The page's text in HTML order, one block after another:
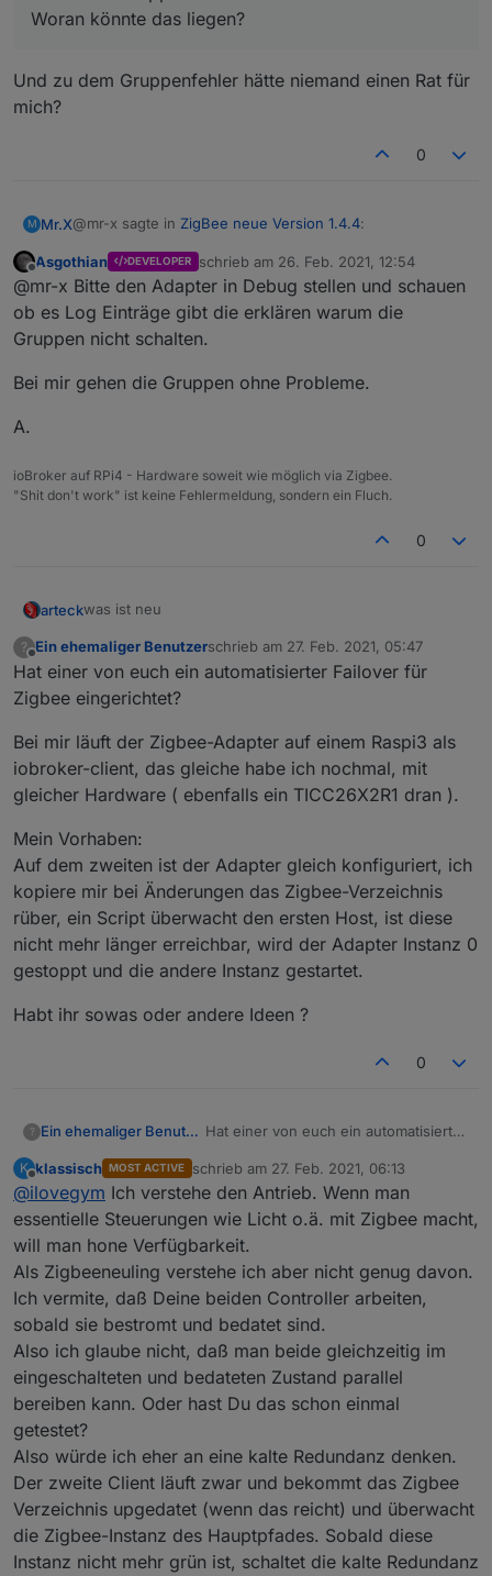
Woran könnte das liegen?
Und zu dem Gruppenfehler hätte niemand einen Rat für
mich?
0
M Mr.X@mr-x sagte in ZigBee neue Version 1.4.4:
Hallo zusammen (nochmal),
ich habe das Problem, dass bei mir plötzlich die
Gruppen nicht mehr funktionieren. Ist für mich aber
Essentiell, da ich eine Leuchte mit 5 Birnen haben.
ich habe Broker, JS-controller auf stand gebracht,
Gruppen ohne Funktion.
Woran könnte das liegen?
Und zu dem Gruppenfehler hätte niemand einen Rat für
mich?
Offline
Asgothian DEVELOPER schrieb am 26. Feb. 2021, 12:54
zuletzt editiert von
@mr-x Bitte den Adapter in Debug stellen und schauen
ob es Log Einträge gibt die erklären warum die
Gruppen nicht schalten.
Bei mir gehen die Gruppen ohne Probleme.
A.
ioBroker auf RPi4 - Hardware soweit wie möglich via Zigbee.
"Shit don't work" ist keine Fehlermeldung, sondern ein Fluch.
0
arteckwas ist neu
@Ilya : man kann externe konverter einbinmden für DIY
Geräte
@ Asgothian
@ arteckGeräte können diert aus dem Converter
gezogen werden auch wenn diese bei uns definiert
sind
Datenpunkte wenn man dem Ausschluss Tab nutzt
so uns nu lassen die Spiele beginnen
@Nachtragda es hier zu vielen Fragen kommt
ALLE Geräte erstmal mit einer Link Quality von 10 in der
Kacheln.. nach dem sich die Geräte gemeldet haben
Router) geht die Link Quality auf das was das Gerät
lifert. bleibt die Link Quality auf 10 meldet sich das Gerät
nicht, dass kann mehre Stunden dauern..also Geduld
ausser
die
batteriebenen Geräte
.. diese müssen sich erst
melden. das dauert da sich diese selten Melden vor
per drücken des Knopfes am Gerät. erst dann sieht man
?
Offline
Ein ehemaliger Benutzerschrieb am 27. Feb. 2021, 05:47
zuletzt editiert von
Hat einer von euch ein automatisierter Failover für
Zigbee eingerichtet?
Bei mir läuft der Zigbee-Adapter auf einem Raspi3 als
iobroker-client, das gleiche habe ich nochmal, mit
gleicher Hardware ( ebenfalls ein TICC26X2R1 dran ).
Mein Vorhaben:
Auf dem zweiten ist der Adapter gleich konfiguriert, ich
kopiere mir bei Änderungen das Zigbee-Verzeichnis
rüber, ein Script überwacht den ersten Host, ist diese
nicht mehr länger erreichbar, wird der Adapter Instanz 0
gestoppt und die andere Instanz gestartet.
Habt ihr sowas oder andere Ideen ?
0
? Ein ehemaliger Benutzer Hat einer von euch ein automatisierter
Bei mir läuft der Zigbee-Adapter auf
einem Raspi3 als iobroker-client, das
gleiche habe ich nochmal, mit gleicher
Hardware ( ebenfalls ein TICC26X2R1
dran ).
Mein Vorhaben:
Auf dem zweiten ist der Adapter
gleich konfiguriert, ich kopiere mir bei
Änderungen das Zigbee-Verzeichnis
rüber, ein Script überwacht den
ersten Host, ist diese nicht mehr
länger erreichbar, wird der Adapter
Instanz 0 gestoppt und die andere
Instanz gestartet.
Habt ihr sowas oder andere Ideen ?
K
Offline
klassisch MOST ACTIVE schrieb am 27. Feb. 2021, 06:13
zuletzt editiert von
@ilovegym Ich verstehe den Antrieb. Wenn man
essentielle Steuerungen wie Licht o.ä. mit Zigbee macht,
will man hone Verfügbarkeit.
Als Zigbeeneuling verstehe ich aber nicht genug davon.
Ich vermite, daß Deine beiden Controller arbeiten,
sobald sie bestromt und bedatet sind.
Also ich glaube nicht, daß man beide gleichzeitig im
eingeschalteten und bedateten Zustand parallel
bereiben kann. Oder hast Du das schon einmal
getestet?
Also würde ich eher an eine kalte Redundanz denken.
Der zweite Client läuft zwar und bekommt das Zigbee
Verzeichnis upgedatet (wenn das reicht) und überwacht
die Zigbee-Instanz des Hauptpfades. Sobald diese
Instanz nicht mehr grün ist, schaltet die kalte Redundanz